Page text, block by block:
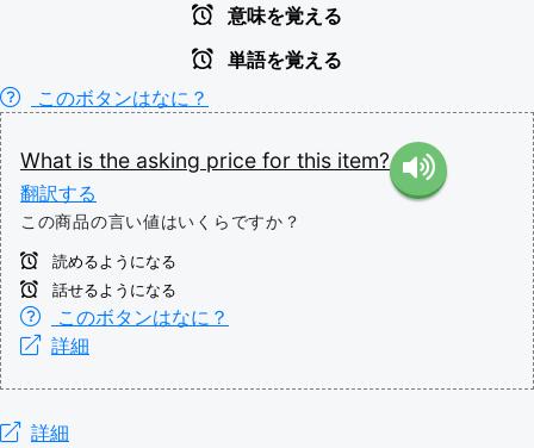
意味を覚える
単語を覚える
このボタンはなに？
What is the asking price for this item?
翻訳する
この商品の言い値はいくらですか？
読めるようになる
話せるようになる
このボタンはなに？
詳細
詳細